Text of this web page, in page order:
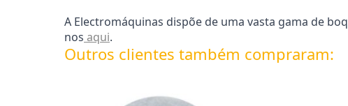
A Electromáquinas dispõe de uma vasta gama de
nos aqui.
Outros clientes também compraram: